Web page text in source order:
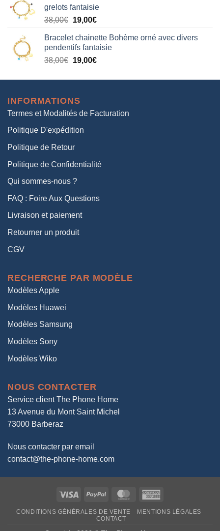
était :
38,00€.
est :
19,00€.
grelots fantaisie
38,00€ Le
initial
était :
38,00€.
19,00€Le
actuel
est :
19,00€.
Bracelet chainette Bohème orné avec divers
pendentifs fantaisie
38,00€ Le
initial
38,00€.
19,00€Le
actuel
INFORMATIONS
Termes et Modalités de Facturation
Politique D'expédition
Politique de Retour
Politique de Confidentialité
Qui sommes-nous ?
FAQ : Foire Aux Questions
Livraison et paiement
Retourner un produit
CGV
RECHERCHE PAR MODÈLE
Modèles Apple
Modèles Huawei
Modèles Samsung
Modèles Sony
Modèles Wiko
NOUS CONTACTER
Service client The Phone Home
13 Avenue du Mont Saint Michel
73000 Barberaz
Nous contacter par email
contact@the-phone-home.com
Visa PayPal MasterCard
CONDITIONS GÉNÉRALES DE VENTE
MENTIONS LÉGALES
CONTACT